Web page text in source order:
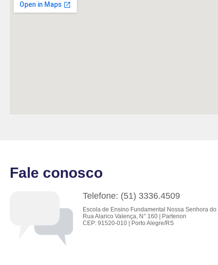
Fale conosco
Telefone: (51) 3336.4509
Escola de Ensino Fundamental Nossa Senhora do
Rua Alarico Valença, N° 160 | Partenon
CEP: 91520-010 | Porto Alegre/RS